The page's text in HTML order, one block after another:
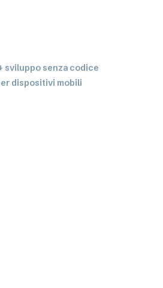
sviluppo senza codice
dispositivi mobili